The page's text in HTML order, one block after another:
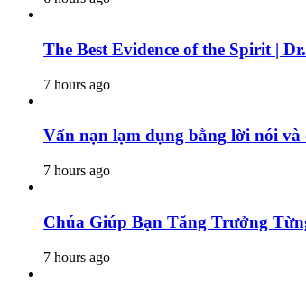
The Best Evidence of the Spirit |
7 hours ago
Vấn nạn lạm dụng bằng lời nói
7 hours ago
Chúa Giúp Bạn Tăng Trưởng
7 hours ago